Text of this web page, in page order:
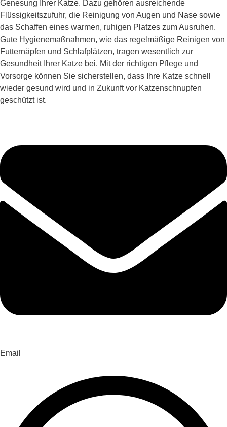
Genesung Ihrer Katze. Dazu gehören ausreichende
Flüssigkeitszufuhr, die Reinigung von Augen und Nase sowie
das Schaffen eines warmen, ruhigen Platzes zum Ausruhen.
Gute Hygienemaßnahmen, wie das regelmäßige Reinigen von
Futternäpfen und Schlafplätzen, tragen wesentlich zur
Gesundheit Ihrer Katze bei. Mit der richtigen Pflege und
Vorsorge können Sie sicherstellen, dass Ihre Katze schnell
wieder gesund wird und in Zukunft vor Katzenschnupfen
geschützt ist.
Email